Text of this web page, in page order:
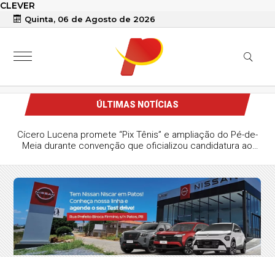
CLEVER
Quinta, 06 de Agosto de 2026
ÚLTIMAS NOTÍCIAS
Veneziano defende reeleição e critica compra de votos:
“Mandato não se compra com dinheiro”